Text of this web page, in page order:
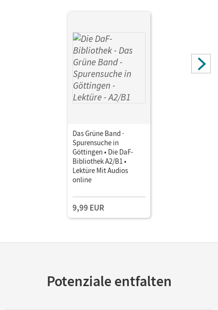
Das Grüne Band ·
Spurensuche in
Göttingen • Die DaF-
Bibliothek A2/B1 •
Lektüre Mit Audios
online
9,99 EUR
Potenziale entfalten